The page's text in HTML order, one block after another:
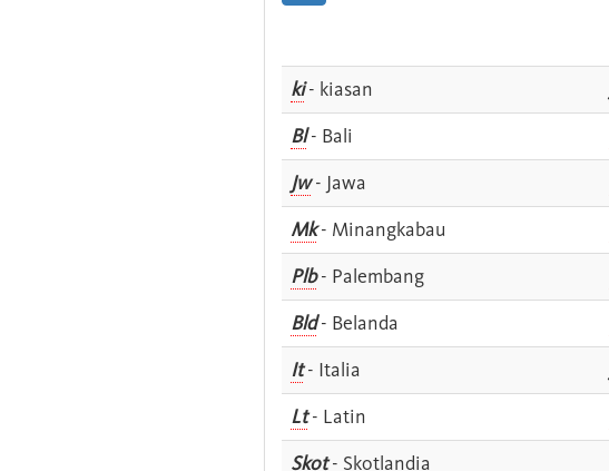
ki- kiasan
Bl- Bali
Jw- Jawa
Mk- Minangkabau
Plb- Palembang
Bld- Belanda
It- Italia
Lt- Latin
Skot- Skotlandia